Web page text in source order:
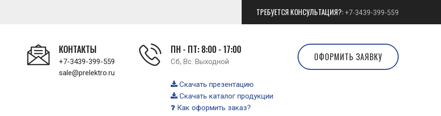
ТРЕБУЕТСЯ КОНСУЛЬТАЦИЯ?: +7-3439-399-559
КОНТАКТЫ
+7-3439-399-559
sale@prelektro.ru
ПН - ПТ: 8:00 - 17:00
Сб, Вс: Выходной
Скачать презентацию
Скачать каталог продукции
Как оформить заказ?
ОФОРМИТЬ ЗАЯВКУ